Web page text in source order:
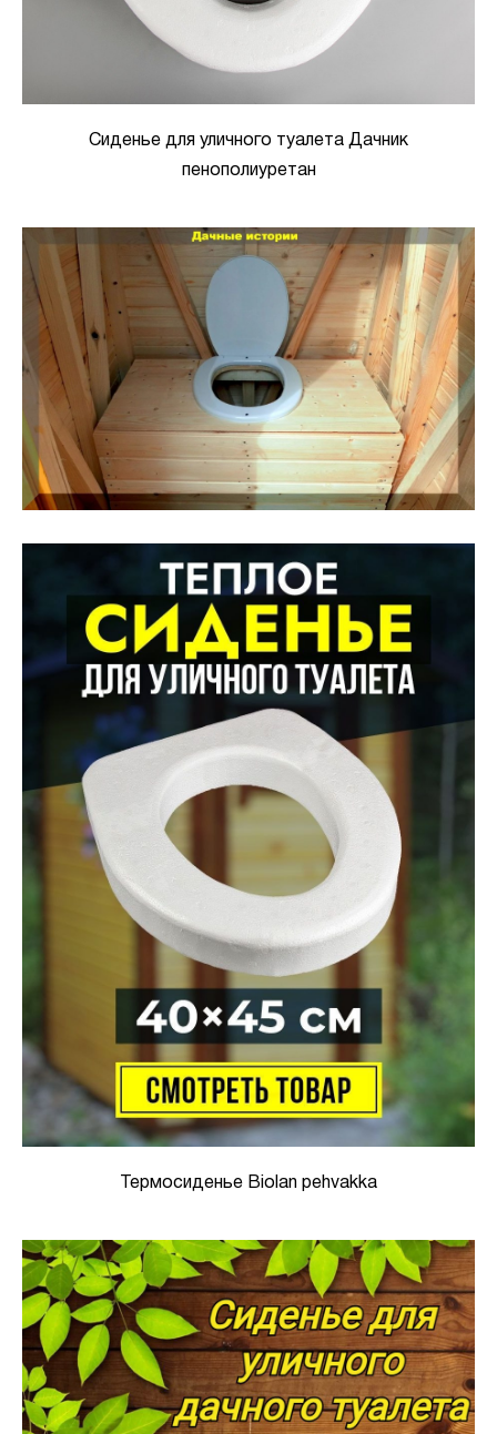
Сиденье для уличного туалета Дачник
пенополиуретан
Термосиденье Biolan pehvakka